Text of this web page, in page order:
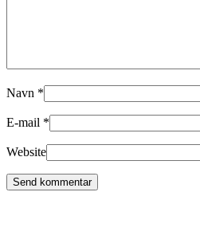
Navn *
E-mail *
Website